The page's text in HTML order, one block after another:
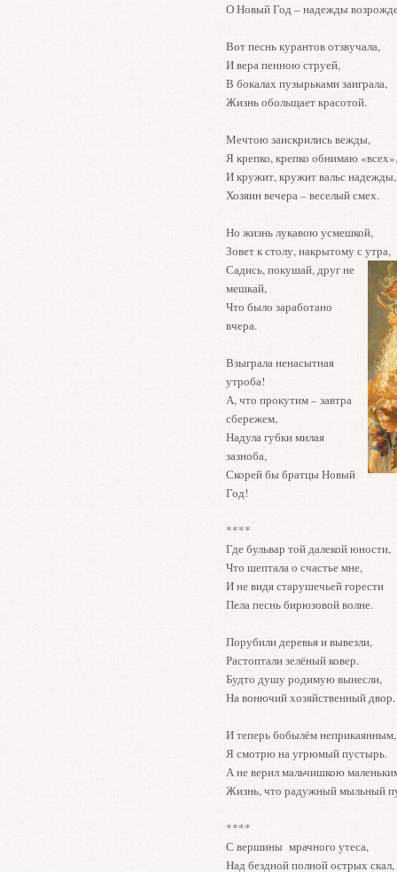
О Новый Год – надежды
Вот песнь курантов отзвучала,
И вера пенною струей,
В бокалах пузырьками заиграла,
Жизнь обольщает красотой.
Мечтою заискрились вежды,
Я крепко, крепко обнимаю «всех»,
И кружит, кружит вальс надежды,
Хозяин вечера – веселый смех.
Но жизнь лукавою усмешкой,
Зовет к столу, накрытому с
Садись, покушай, друг не
мешкай,
Что было заработано
вчера.
Взыграла ненасытная
утроба!
А, что прокутим – завтра
сбережем,
Надула губки милая
зазноба,
Скорей бы братцы Новый
Год!
****
Где бульвар той далекой юности,
Что шептала о счастье мне,
И не видя старушечьей горести
Пела песнь бирюзовой волне.
Порубили деревья и вывезли,
Растоптали зелёный ковер.
Будто душу родимую вынесли,
На вонючий хозяйственный двор.
И теперь бобылём неприкаянным,
Я смотрю на угрюмый пустырь.
А не верил мальчишкою
Жизнь, что радужный мыльный
****
С вершины мрачного утеса,
Над бездной полной острых скал,